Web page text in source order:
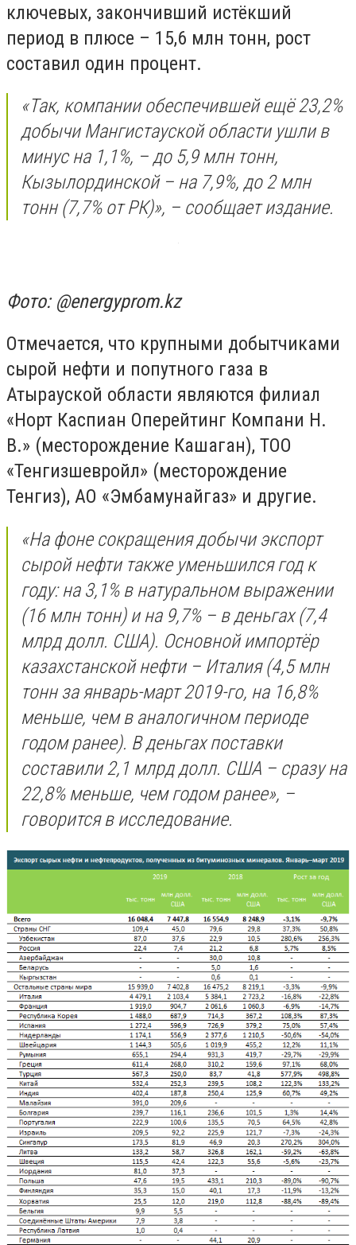
ключевых, закончивший истёкший
период в плюсе – 15,6 млн тонн, рост
составил один процент.
«Так, компании обеспечившей ещё 23,2%
добычи Мангистауской области ушли в
минус на 1,1%, – до 5,9 млн тонн,
Кызылординской – на 7,9%, до 2 млн
тонн (7,7% от РК)», – сообщает издание.
Фото: @energyprom.kz
Отмечается, что крупными добытчиками
сырой нефти и попутного газа в
Атырауской области являются филиал
«Норт Каспиан Оперейтинг Компани Н.
В.» (месторождение Кашаган), ТОО
«Тенгизшевройл» (месторождение
Тенгиз), АО «Эмбамунайгаз» и другие.
«На фоне сокращения добычи экспорт
сырой нефти также уменьшился год к
году: на 3,1% в натуральном выражении
(16 млн тонн) и на 9,7% – в деньгах (7,4
млрд долл. США). Основной импортёр
казахстанской нефти – Италия (4,5 млн
тонн за январь-март 2019-го, на 16,8%
меньше, чем в аналогичном периоде
годом ранее). В деньгах поставки
составили 2,1 млрд долл. США – сразу на
22,8% меньше, чем годом ранее», –
говорится в исследование.